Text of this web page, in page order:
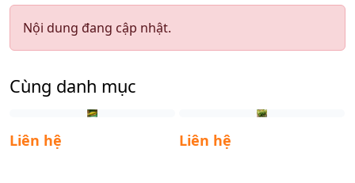
Nội dung đang cập nhật.
Cùng danh mục
Liên hệ Liên hệ